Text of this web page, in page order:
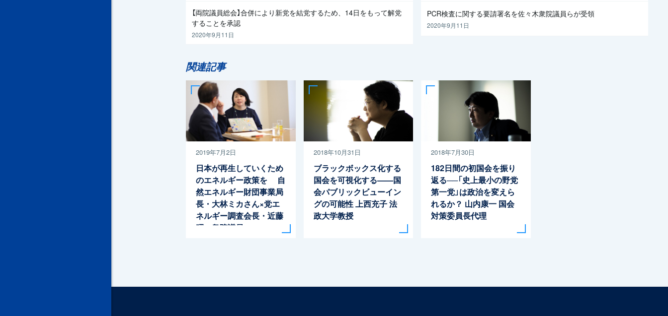
【両院議員総会】合併により新党を結党するため、14日をもって解党
することを承認
2020年9月11日
PCR検査に関する要請署名を佐々木衆院議員らが受領
2020年9月11日
関連記事
2019年7月2日
日本が再生していくため
のエネルギー政策を 自
然エネルギー財団事業局
長・大林ミカさん×党エ
ネルギー調査会長・近藤
昭一衆院議員
2018年10月31日
ブラックボックス化する
国会を可視化する——国
会パブリックビューイン
グの可能性上西充子 法
政大学教授
2018年7月30日
182日間の初国会を振り
返る──「史上最小の野党
第一党」は政治を変えら
れるか？ 山内康一 国会
対策委員長代理